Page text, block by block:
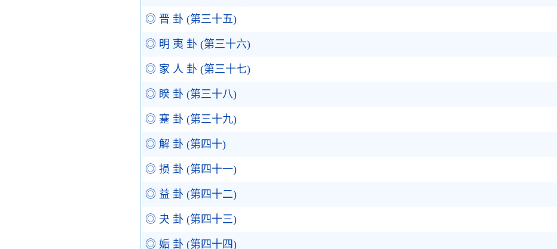
◎ 晋 卦 (第三十五)
◎ 明 夷 卦 (第三十六)
◎ 家 人 卦 (第三十七)
◎ 睽 卦 (第三十八)
◎ 蹇 卦 (第三十九)
◎ 解 卦 (第四十)
◎ 损 卦 (第四十一)
◎ 益 卦 (第四十二)
◎ 夬 卦 (第四十三)
◎ 姤 卦 (第四十四)